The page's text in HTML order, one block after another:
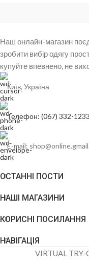
Наш онлайн-магазин
зробити вибір одягу
купуйте впевнено, не
Київ, Україна
Телефон: (067) 332-1233
E-mail:
ОСТАННІ ПОСТИ
НАШІ МАГАЗИНИ
КОРИСНІ ПОСИЛАННЯ
НАВІГАЦІЯ
VIRTUAL TRY-